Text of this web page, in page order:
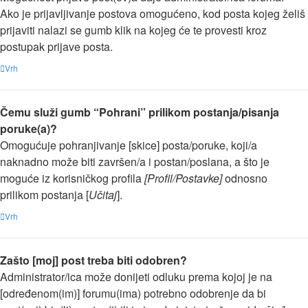
Ako je prijavljivanje postova omogućeno, kod posta kojeg želiš
prijaviti nalazi se gumb klik na kojeg će te provesti kroz
postupak prijave posta.
Vrh
Čemu služi gumb “Pohrani” prilikom postanja/pisanja
poruke(a)?
Omogućuje pohranjivanje [skice] posta/poruke, koji/a
naknadno može biti završen/a i postan/poslana, a što je
moguće iz korisničkog profila[Profil/Postavke]odnosno
prilikom postanja [Učitaj].
Vrh
Zašto [moj] post treba biti odobren?
Administrator/ica može donijeti odluku prema kojoj je na
[određenom(im)] forumu(ima) potrebno odobrenje da bi